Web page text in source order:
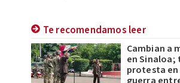
Te recomendamos leer
Cambian a
en Sinaloa;
protesta